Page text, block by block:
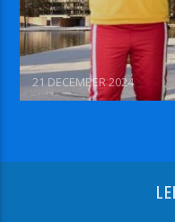
21 DECEMBER 2024